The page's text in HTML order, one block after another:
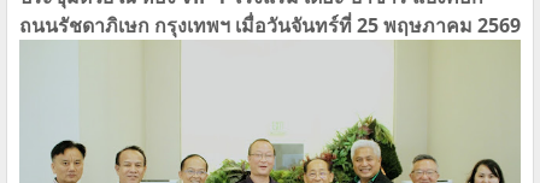
ถนนรัชดาภิเษก กรุงเทพฯ​ เมื่อวันจันทร์ที่ 25 พฤษภาคม 2569